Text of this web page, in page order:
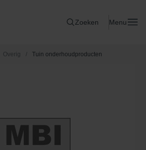
Zoeken Menu
Overig / Tuin onderhoudproducten